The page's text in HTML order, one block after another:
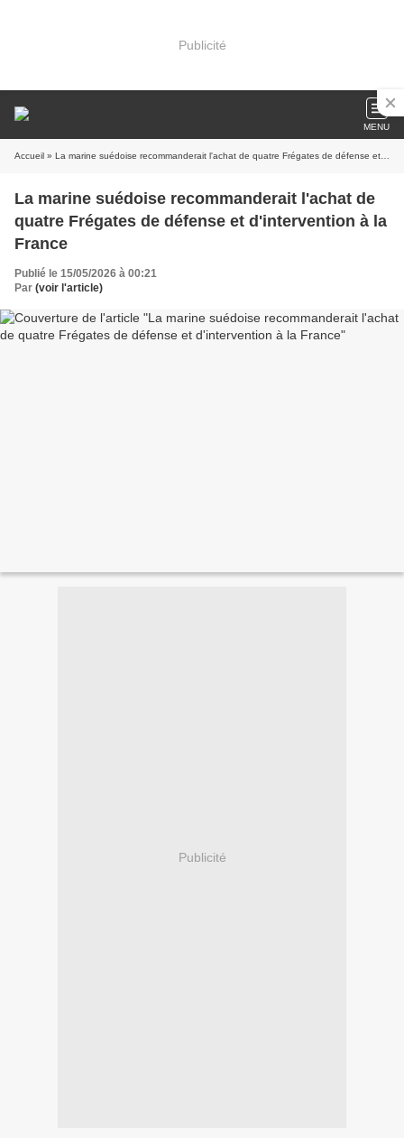
Publicité
MENU
Accueil » La marine suédoise recommanderait l'achat de quatre Frégates de défense et d'intervention à la France
La marine suédoise recommanderait l'achat de
quatre Frégates de défense et d'intervention à la
France
Publié le 15/05/2026 à 00:21
Par (voir l'article)
Publicité